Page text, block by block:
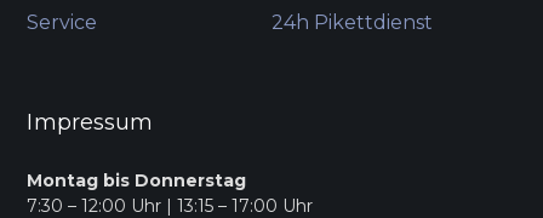
Service
24h Pikettdienst
Impressum
Montag bis Donnerstag
7:30 – 12:00 Uhr | 13:15 – 17:00 Uhr